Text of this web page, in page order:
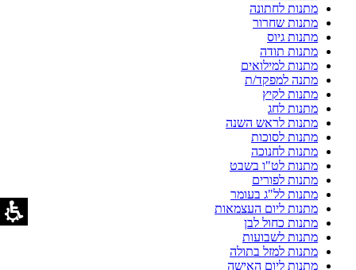
מתנות לחתונה
מתנות שחרור
מתנות גיוס
מתנות תודה
מתנות למילואים
מתנה למפקד/ת
מתנות לקיץ
מתנות לחג
מתנות לראש השנה
מתנות לסוכות
מתנות לחנוכה
מתנות לט"ו בשבט
מתנות לפורים
מתנות לל"ג בעומר
מתנות ליום העצמאות
מתנות כחול לבן
מתנות לשבועות
מתנות למזל בתולה
מתנות ליום האישה